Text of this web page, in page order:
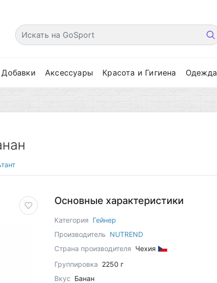
Добавки Аксессуары Красота и Гигиена Одежда
Основные характеристики
Категория Гейнер
Производитель NUTREND
Страна производителя Чехия
Группировка 2250 г
Вкус Банан